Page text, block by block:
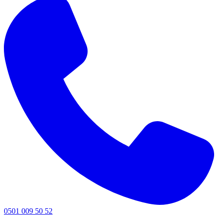
0501 009 50 52